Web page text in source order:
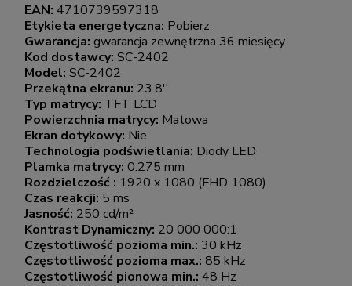
EAN: 4710739597318
Etykieta energetyczna: Pobierz
Gwarancja: gwarancja zewnętrzna 36 miesięcy
Kod dostawcy: SC-2402
Model: SC-2402
Przekątna ekranu: 23.8''
Typ matrycy: TFT LCD
Powierzchnia matrycy: Matowa
Ekran dotykowy: Nie
Technologia podświetlania: Diody LED
Plamka matrycy: 0.275 mm
Rozdzielczość : 1920 x 1080 (FHD 1080)
Czas reakcji: 5 ms
Jasność: 250 cd/m²
Kontrast Dynamiczny: 20 000 000:1
Częstotliwość pozioma min.: 30 kHz
Częstotliwość pozioma max.: 85 kHz
Częstotliwość pionowa min.: 48 Hz